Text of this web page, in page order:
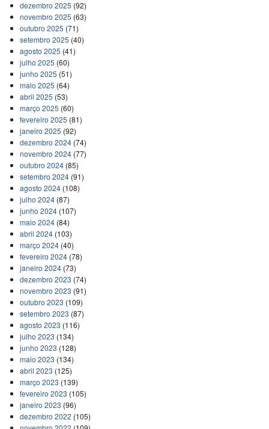
dezembro 2025 (92)
novembro 2025 (63)
outubro 2025 (71)
setembro 2025 (40)
agosto 2025 (41)
julho 2025 (60)
junho 2025 (51)
maio 2025 (64)
abril 2025 (53)
março 2025 (60)
fevereiro 2025 (81)
janeiro 2025 (92)
dezembro 2024(74)
novembro 2024(77)
outubro 2024(85)
setembro 2024(91)
agosto 2024(108)
julho 2024(87)
junho 2024(107)
maio 2024(84)
abril 2024(103)
março 2024(40)
fevereiro 2024(78)
janeiro 2024(73)
dezembro 2023 (74)
novembro 2023 (91)
outubro 2023 (109)
setembro 2023 (87)
agosto 2023 (116)
julho 2023 (134)
junho 2023 (128)
maio 2023 (134)
abril 2023 (125)
março 2023 (139)
fevereiro 2023 (105)
janeiro 2023 (96)
dezembro 2022 (105)